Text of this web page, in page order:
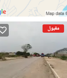
مقبول